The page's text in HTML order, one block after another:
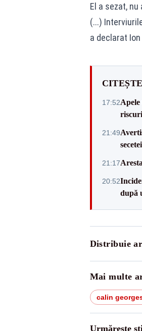
El a sezat,
(...)
a declarat
17:52
21:49
21:17
20:52
după
Distribuie
Mai multe
calin
Urmărește